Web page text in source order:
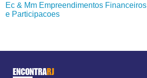
Ec & Mm Empreendimentos Financeiros
e Participacoes
ENCONTRARJ